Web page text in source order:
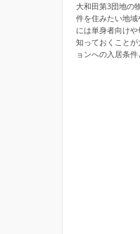
大和田第3団地の
件を住みたい地
には単身者向け
知っておくこと
ョンへの入居条件